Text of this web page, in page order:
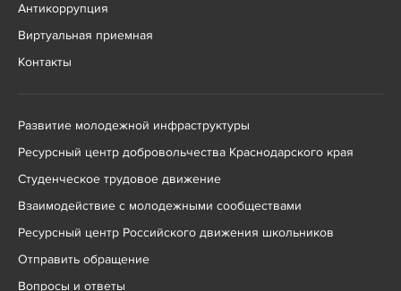
Антикоррупция
Виртуальная приемная
Контакты
Развитие молодежной инфраструктуры
Ресурсный центр добровольчества Краснодарского края
Студенческое трудовое движение
Взаимодействие с молодежными сообществами
Ресурсный центр Российского движения школьников
Отправить обращение
Вопросы и ответы